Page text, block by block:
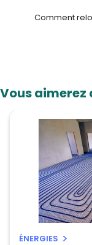
Comment
Vous aimerez
ÉNERGIES